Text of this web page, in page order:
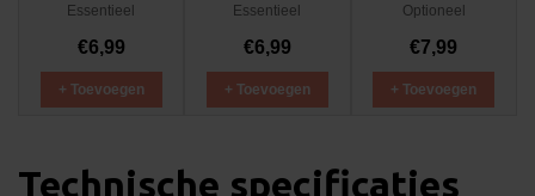
Essentieel
€6,99
+ Toevoegen
Essentieel
€6,99
+ Toevoegen
Optioneel
€7,99
+ Toevoegen
Technische specificaties